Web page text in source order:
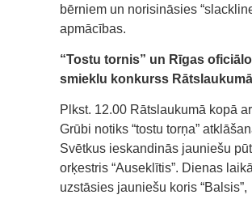
bērniem un norisināsies
apmācības.
“Tostu tornis” un Rīgas oficiālo
smieklu konkurss Rātslaukumā
Plkst. 12.00 Rātslaukumā kopā
Grūbi notiks “tostu torņa”
Svētkus ieskandinās jauniešu
orķestris “Auseklītis”. Dienas
uzstāsies jauniešu koris “Balsis”,